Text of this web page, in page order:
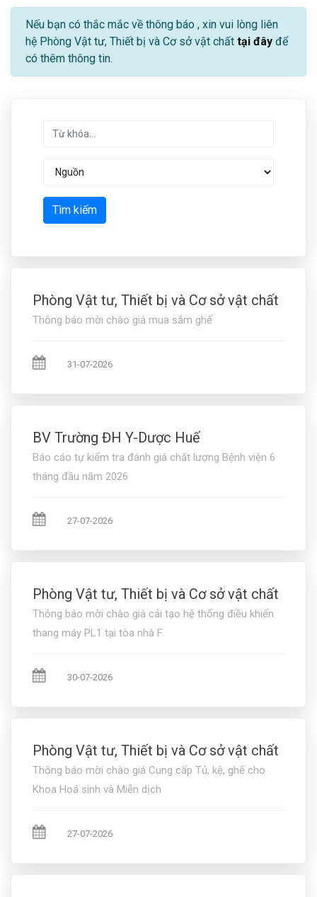
Nếu bạn có thắc mắc về thông báo , xin vui lòng liên
hệ Phòng Vật tư, Thiết bị và Cơ sở vật chất tại đây để
có thêm thông tin.
Tìm kiếm
Phòng Vật tư, Thiết bị và Cơ sở vật chất
Thông báo mời chào giá mua sắm ghế
31-07-2026
BV Trường ĐH Y-Dược Huế
Báo cáo tự kiểm tra đánh giá chất lượng Bệnh viện 6
tháng đầu năm 2026
27-07-2026
Phòng Vật tư, Thiết bị và Cơ sở vật chất
Thông báo mời chào giá cải tạo hệ thống điều khiển
thang máy PL1 tại tòa nhà F
30-07-2026
Phòng Vật tư, Thiết bị và Cơ sở vật chất
Thông báo mời chào giá Cung cấp Tủ, kệ, ghế cho
Khoa Hoá sinh và Miễn dịch
27-07-2026